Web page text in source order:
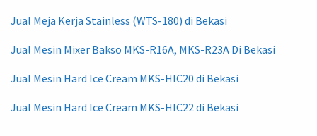
Jual Meja Kerja Stainless (WTS-180) di Bekasi
Jual Mesin Mixer Bakso MKS-R16A, MKS-R23A Di Bekasi
Jual Mesin Hard Ice Cream MKS-HIC20 di Bekasi
Jual Mesin Hard Ice Cream MKS-HIC22 di Bekasi